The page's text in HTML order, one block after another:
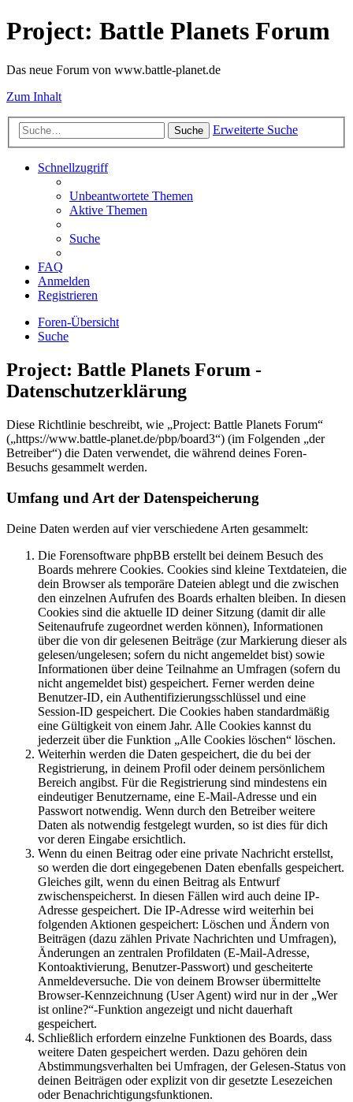
Project: Battle Planets Forum
Das neue Forum von www.battle-planet.de
Zum Inhalt
Suche Erweiterte Suche
Schnellzugriff
Unbeantwortete Themen
Aktive Themen
Suche
FAQ
Anmelden
Registrieren
Foren-Übersicht
Suche
Project: Battle Planets Forum -
Datenschutzerklärung
Diese Richtlinie beschreibt, wie „Project: Battle Planets Forum“
(„https://www.battle-planet.de/pbp/board3“) (im Folgenden „der
Betreiber“) die Daten verwendet, die während deines Foren-
Besuchs gesammelt werden.
Umfang und Art der Datenspeicherung
Deine Daten werden auf vier verschiedene Arten gesammelt:
Die Forensoftware phpBB erstellt bei deinem Besuch des
Boards mehrere Cookies. Cookies sind kleine Textdateien, die
dein Browser als temporäre Dateien ablegt und die zwischen
den einzelnen Aufrufen des Boards erhalten bleiben. In diesen
Cookies sind die aktuelle ID deiner Sitzung (damit dir alle
Seitenaufrufe zugeordnet werden können), Informationen
über die von dir gelesenen Beiträge (zur Markierung dieser als
gelesen/ungelesen; sofern du nicht angemeldet bist) sowie
Informationen über deine Teilnahme an Umfragen (sofern du
nicht angemeldet bist) gespeichert. Ferner werden deine
Benutzer-ID, ein Authentifizierungsschlüssel und eine
Session-ID gespeichert. Die Cookies haben standardmäßig
eine Gültigkeit von einem Jahr. Alle Cookies kannst du
jederzeit über die Funktion „Alle Cookies löschen“ löschen.
Weiterhin werden die Daten gespeichert, die du bei der
Registrierung, in deinem Profil oder deinem persönlichem
Bereich angibst. Für die Registrierung sind mindestens ein
eindeutiger Benutzername, eine E-Mail-Adresse und ein
Passwort notwendig. Wenn durch den Betreiber weitere
Daten als notwendig festgelegt wurden, so ist dies für dich
vor deren Eingabe ersichtlich.
Wenn du einen Beitrag oder eine private Nachricht erstellst,
so werden die dort eingegebenen Daten ebenfalls gespeichert.
Gleiches gilt, wenn du einen Beitrag als Entwurf
zwischenspeicherst. In diesen Fällen wird auch deine IP-
Adresse gespeichert. Die IP-Adresse wird weiterhin bei
folgenden Aktionen gespeichert: Löschen und Ändern von
Beiträgen (dazu zählen Private Nachrichten und Umfragen),
Änderungen an zentralen Profildaten (E-Mail-Adresse,
Kontoaktivierung, Benutzer-Passwort) und gescheiterte
Anmeldeversuche. Die von deinem Browser übermittelte
Browser-Kennzeichnung (User Agent) wird nur in der „Wer
ist online?“-Funktion angezeigt und nicht dauerhaft
gespeichert.
Schließlich erfordern einzelne Funktionen des Boards, dass
weitere Daten gespeichert werden. Dazu gehören dein
Abstimmungsverhalten bei Umfragen, der Gelesen-Status von
deinen Beiträgen oder explizit von dir gesetzte Lesezeichen
oder Benachrichtigungsfunktionen.